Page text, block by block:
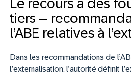
Le recours à des
tiers –
l’ABE relatives à
Dans les recommandations de
l’externalisation, l’autorité définit